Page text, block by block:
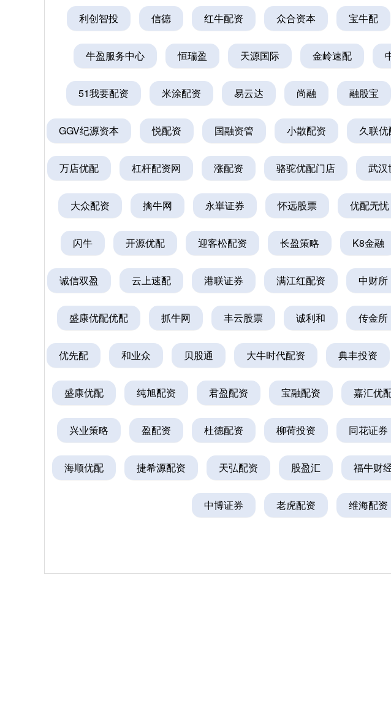
利创智投 信德 红牛配资 众合资本 宝牛配
牛盈服务中心 恒瑞盈 天源国际 金岭速配
51我要配资 米涂配资 易云达 尚融 融股宝
GGV纪源资本 悦配资 国融资管 小散配资 久联
万店优配 杠杆配资网 涨配资 骆驼优配门店 武汉
大众配资 擒牛网 永崋证券 怀远股票 优配无忧
闪牛 开源优配 迎客松配资 长盈策略 K8金融
诚信双盈 云上速配 港联证券 满江红配资 中财所
盛康优配优配 抓牛网 丰云股票 诚利和 传金所
优先配 和业众 贝股通 大牛时代配资 典丰投资
盛康优配 纯旭配资 君盈配资 宝融配资 嘉汇优
兴业策略 盈配资 杜德配资 柳荷投资 同花证券
海顺优配 捷希源配资 天弘配资 股盈汇 福牛财
中博证券 老虎配资 维海配资